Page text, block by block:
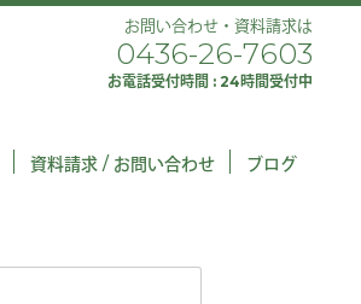
お問い合わせ・資料請求は
0436-26-7603
お電話受付時間 : 24時間受付中
資料請求 / お問い合わせ ブログ